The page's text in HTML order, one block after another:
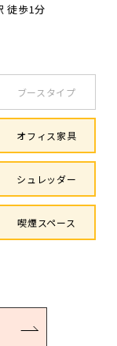
徒歩1分
ブースタイプ
オフィス家具
シュレッダー
喫煙スペース